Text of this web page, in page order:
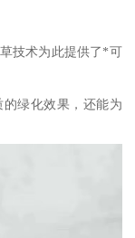
技术为此提供了*可
绿化效果，还能为